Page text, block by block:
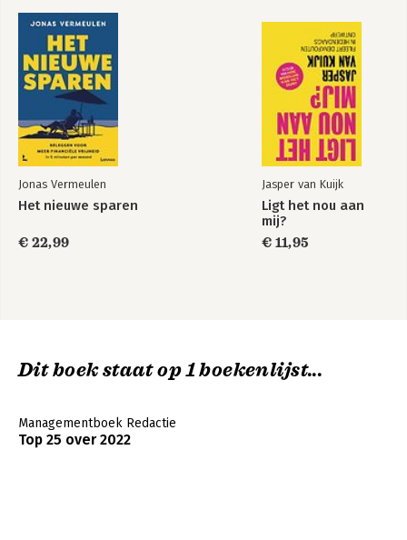
Jonas Vermeulen
Het nieuwe sparen
€ 22,99
Jasper van Kuijk
Ligt het nou aan
mij?
€ 11,95
Dit boek staat op 1 boekenlijst...
Managementboek Redactie
Top 25 over 2022